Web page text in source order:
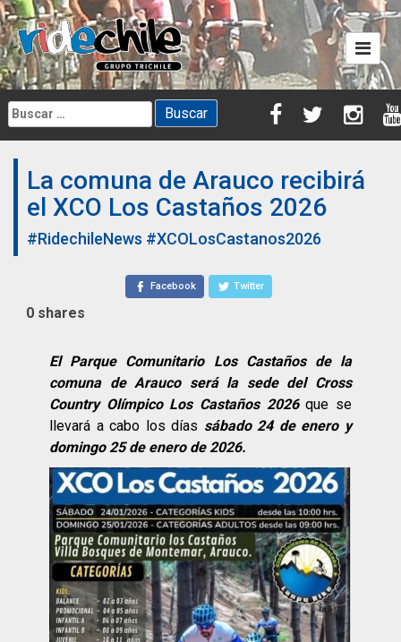
Skip
to
content
Buscar:
La comuna de Arauco recibirá
el XCO Los Castaños 2026
#RidechileNews #XCOLosCastanos2026
Facebook Twitter
0 shares
El Parque Comunitario Los Castaños de la
comuna de Arauco será la sede del Cross
Country Olímpico Los Castaños 2026 que se
llevará a cabo los días sábado 24 de enero y
domingo 25 de enero de 2026.